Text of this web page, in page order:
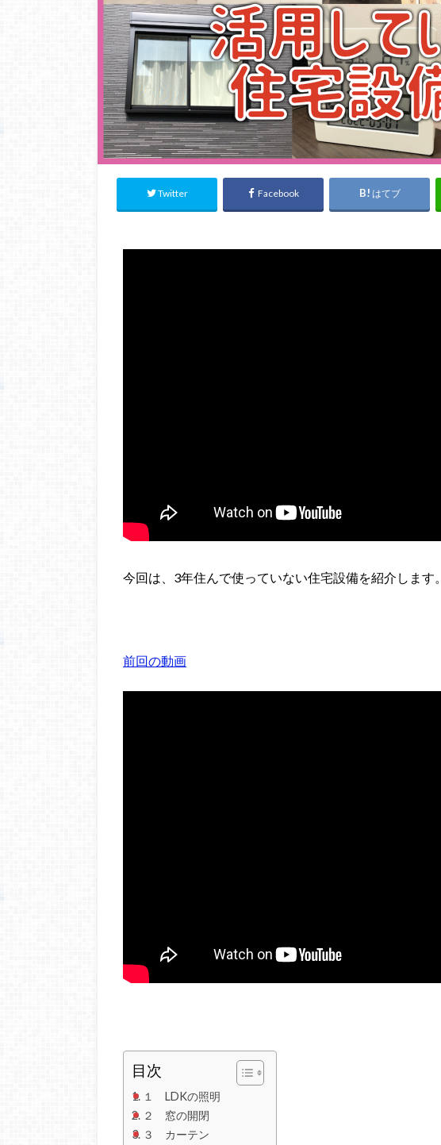
Twitter Facebook はてブ
今回は、3年住んで使っていない住宅設備を紹介します。
前回の動画
目次
１ LDKの照明
２ 窓の開閉
３ カーテン